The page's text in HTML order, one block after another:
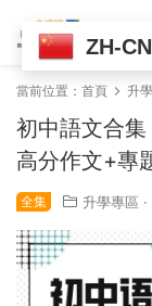
當前位置： 首頁 升
初中語文合
高分作文+專
全集 升學專區 ·
ZH-CN